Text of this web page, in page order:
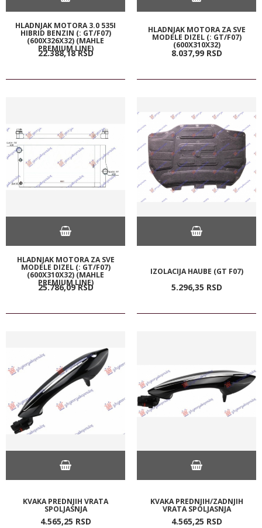
HLADNJAK MOTORA 3.0 535I
HIBRID BENZIN (: GT/F07)
(600X326X32) (MAHLE
PREMIUM LINE)
22.388,18 RSD
HLADNJAK MOTORA ZA SVE
MODELE DIZEL (: GT/F07)
(600X310X32)
8.037,99 RSD
HLADNJAK MOTORA ZA SVE
MODELE DIZEL (: GT/F07)
(600X310X32) (MAHLE
PREMIUM LINE)
25.786,09 RSD
IZOLACIJA HAUBE (GT F07)
5.296,35 RSD
KVAKA PREDNJIH VRATA
SPOLJASNJA
4.565,25 RSD
KVAKA PREDNJIH/ZADNJIH
VRATA SPOLJASNJA
4.565,25 RSD